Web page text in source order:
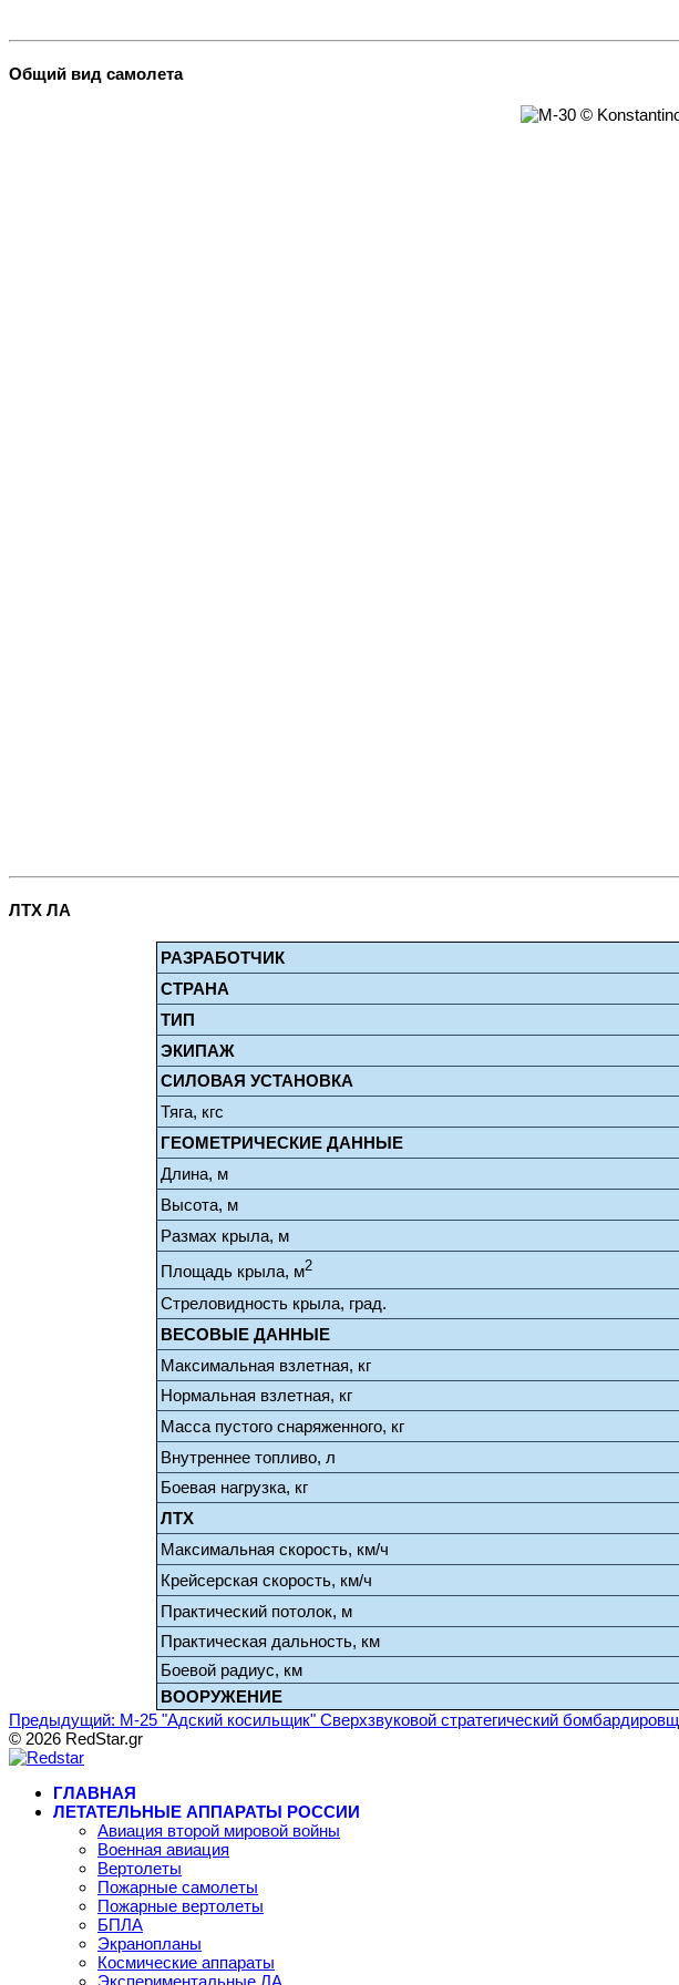
Общий вид самолета
ЛТХ ЛА
РАЗРАБОТЧИК
СТРАНА
ТИП
ЭКИПАЖ
СИЛОВАЯ УСТАНОВКА
Тяга, кгс
ГЕОМЕТРИЧЕСКИЕ ДАННЫЕ
Длина, м
Высота, м
Размах крыла, м
Площадь крыла, м2
Стреловидность крыла, град.
ВЕСОВЫЕ ДАННЫЕ
Максимальная взлетная, кг
Нормальная взлетная, кг
Масса пустого снаряженного, кг
Внутреннее топливо, л
Боевая нагрузка, кг
ЛТХ
Максимальная скорость, км/ч
Крейсерская скорость, км/ч
Практический потолок, м
Практическая дальность, км
Боевой радиус, км
ВООРУЖЕНИЕ
Предыдущий: М-25 "Адский косильщик" Сверхзвуковой стратегический
© 2026 RedStar.gr
ГЛАВНАЯ
ЛЕТАТЕЛЬНЫЕ АППАРАТЫ РОССИИ
Авиация второй мировой войны
Военная авиация
Вертолеты
Пожарные самолеты
Пожарные вертолеты
БПЛА
Экранопланы
Космические аппараты
Экспериментальные ЛА